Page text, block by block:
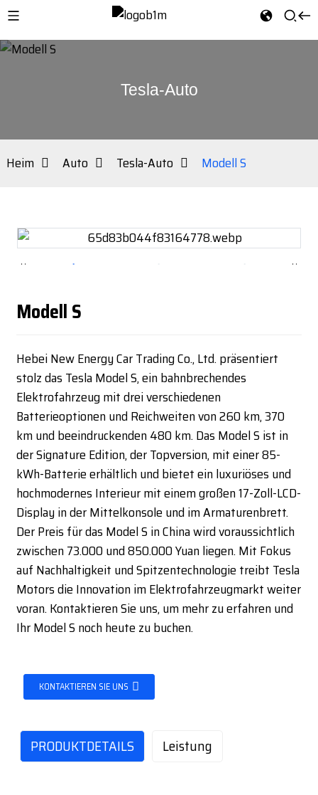
Tesla-Auto
Heim Auto Tesla-Auto Modell S
Modell S
Hebei New Energy Car Trading Co., Ltd. präsentiert
stolz das Tesla Model S, ein bahnbrechendes
Elektrofahrzeug mit drei verschiedenen
Batterieoptionen und Reichweiten von 260 km, 370
km und beeindruckenden 480 km. Das Model S ist in
der Signature Edition, der Topversion, mit einer 85-
kWh-Batterie erhältlich und bietet ein luxuriöses und
hochmodernes Interieur mit einem großen 17-Zoll-LCD-
Display in der Mittelkonsole und im Armaturenbrett.
Der Preis für das Model S in China wird voraussichtlich
zwischen 73.000 und 850.000 Yuan liegen. Mit Fokus
auf Nachhaltigkeit und Spitzentechnologie treibt Tesla
Motors die Innovation im Elektrofahrzeugmarkt weiter
voran. Kontaktieren Sie uns, um mehr zu erfahren und
Ihr Model S noch heute zu buchen.
KONTAKTIEREN SIE UNS
PRODUKTDETAILS Leistung